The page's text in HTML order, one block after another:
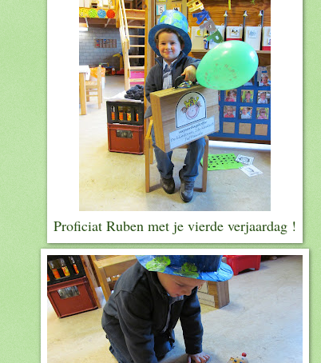
Proficiat Ruben met je vierde verjaardag !